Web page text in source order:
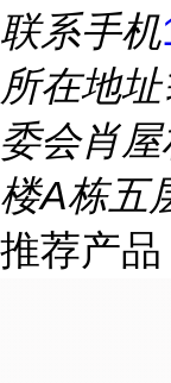
联系手机
所在地址
委会肖
楼A栋五
推荐产品